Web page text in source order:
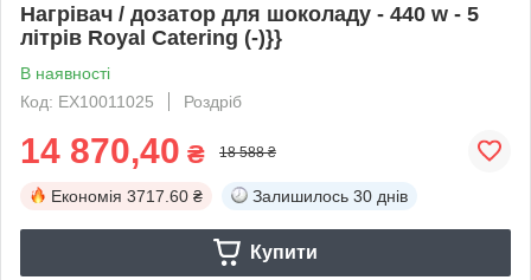
Нагрівач / дозатор для шоколаду - 440 w - 5
літрів Royal Catering (-)}}
В наявності
Код: EX10011025
Роздріб
14 870,40 ₴ 18 588 ₴
Економія 3717.60 ₴ Залишилось 30 днів
Купити